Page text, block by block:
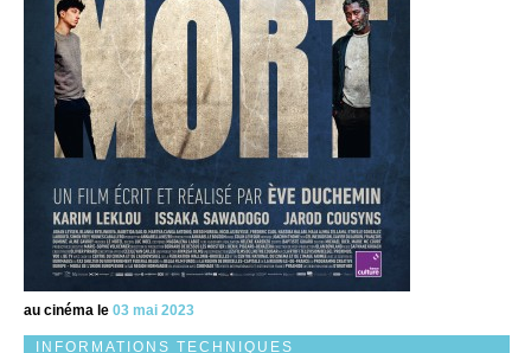
au cinéma le 03 mai 2023
INFORMATIONS TECHNIQUES